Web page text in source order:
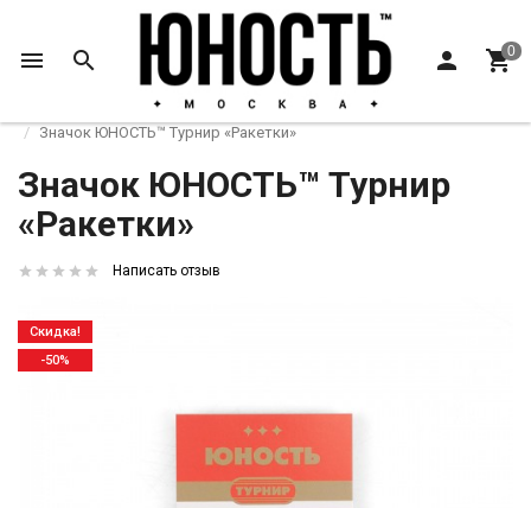
Коллекции
ЮНОСТЬ™ Турнир «Пинг-Понг»
Значок ЮНОСТЬ™ Турнир «Ракетки»
Значок ЮНОСТЬ™ Турнир
«Ракетки»
Написать отзыв
Скидка!
-50%